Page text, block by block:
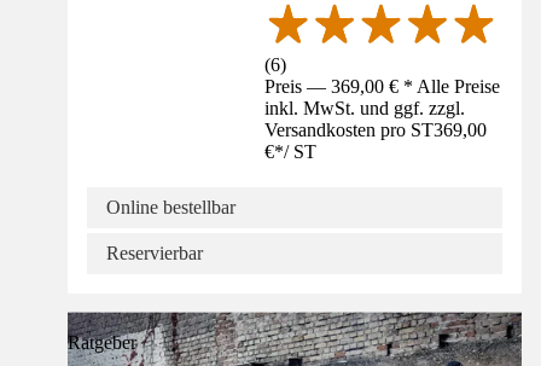
(6)
Preis — 369,00 € * Alle Preise
inkl. MwSt. und ggf. zzgl.
Versandkosten pro ST369,00
€*/ ST
Online bestellbar
Reservierbar
Ratgeber